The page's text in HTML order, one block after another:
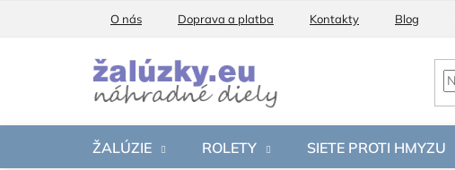
O nás Doprava a platba Kontakty Blog
ŽALÚZIE ROLETY SIETE PROTI HMYZU